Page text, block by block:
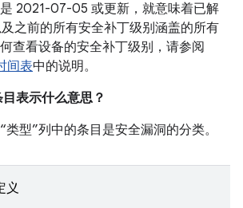
2021-07-05 或更新，就意味着已解
之前的所有安全补丁级别涵盖的所有
查看设备的安全补丁级别，请参阅
间表中的说明。
表示什么意思？
型”列中的条目是安全漏洞的分类。
义